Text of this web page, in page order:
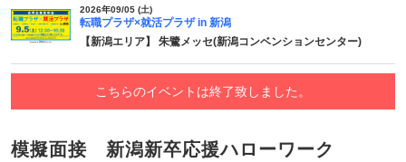
2026年09/05 (土)
転職プラザ×就活プラザ in 新潟
【新潟エリア】 朱鷺メッセ(新潟コンベンションセンター)
こちらのイベントは終了致しました。
模擬面接 新潟新卒応援ハローワーク